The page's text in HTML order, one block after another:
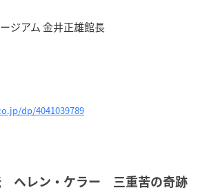
ジアム 金井正雄館長
dp/4041039789
ヘレン・ケラー 三重苦の奇跡